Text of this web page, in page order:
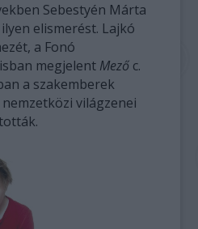
Sebestyén Márta
elismerést. Lajkó
a Fonó
megjelent Mező c.
a szakemberek
világzenei